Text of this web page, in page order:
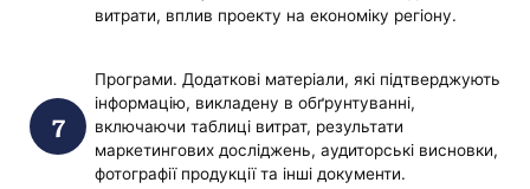
витрати, вплив проекту на економіку регіону.
Програми. Додаткові матеріали, які підтверджують
інформацію, викладену в обґрунтуванні,
включаючи таблиці витрат, результати
маркетингових досліджень, аудиторські висновки,
фотографії продукції та інші документи.